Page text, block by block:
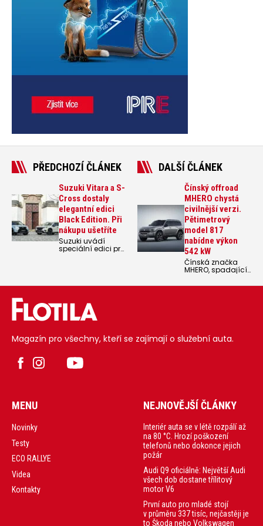
PŘEDCHOZÍ ČLÁNEK
Suzuki Vitara a S-
Cross dostaly
elegantní edici
Black Edition. Při
nákupu ušetříte
Suzuki uvádí
speciální edici pro
z nejvyššího
stupně Elegance a
za stávající cenu
přináší odlišně
interiéru a nové
barevné
karoserie u
modelu S-Cross.
DALŠÍ ČLÁNEK
Čínský offroad
MHERO chystá
civilnější verzi.
Pětimetrový
model 817
nabídne výkon
542 kW
Čínská značka
MHERO, spadající
přivezla loni na
verzi MHERO 817 s
Magazín pro všechny, kteří se zajímají o služební auta.
MENU
Novinky
Testy
ECO RALLYE
Videa
Kontakty
NEJNOVĚJŠÍ ČLÁNKY
Interiér auta se v létě rozpálí až
na 80 °C. Hrozí poškození
telefonů nebo dokonce jejich
požár
Audi Q9 oficiálně: Největší Audi
všech dob dostane třílitový
motor V6
První auto pro mladé stojí
v průměru 337 tisíc, nejčastěji je
to Škoda nebo Volkswagen